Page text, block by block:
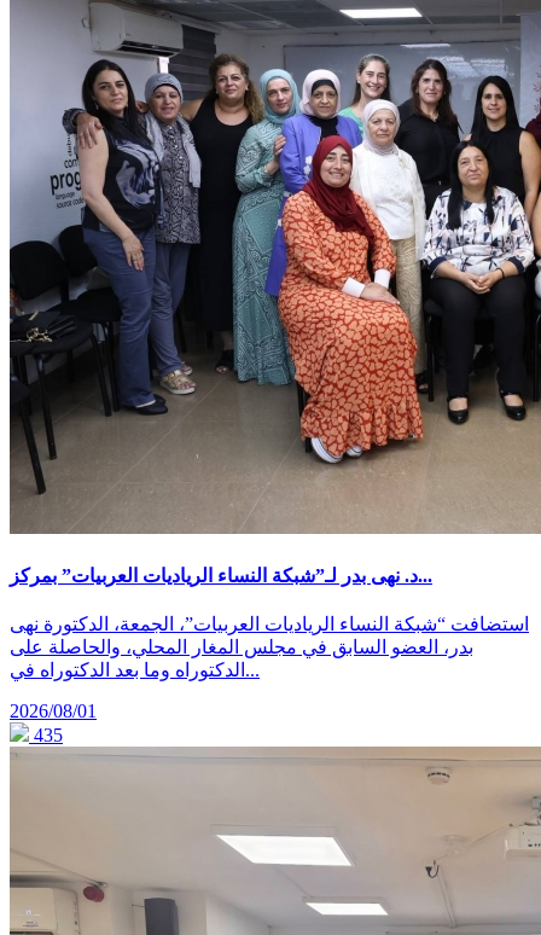
د. نهى بدر لـ”شبكة النساء الرياديات العربيات” بمركز...
استضافت “شبكة النساء الرياديات العربيات”، الجمعة، الدكتورة نهى
بدر، العضو السابق في مجلس المغار المحلي، والحاصلة على
الدكتوراه وما بعد الدكتوراه في...
2026/08/01
435